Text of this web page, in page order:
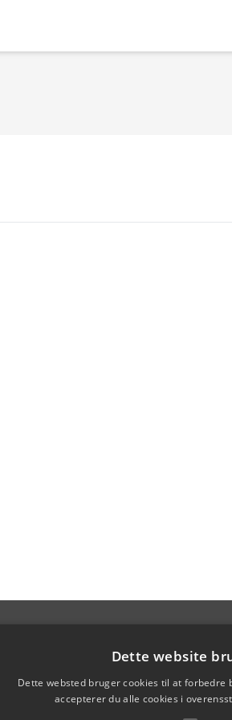
Dette website
Dette websted bruger cookies til at forbedre
accepterer du alle cookies i